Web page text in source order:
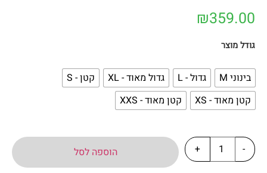
₪359.00
גודל מוצר
בינוני M גדול - L גדול מאוד - XL
קטן - S
קטן מאוד - XS
קטן מאוד - XXS
-
+
הוספה לסל